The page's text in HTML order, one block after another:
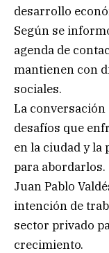
desarrollo
Según se
agenda de
mantienen con
sociales.
La
desafíos que
en la ciudad y la
para abordarlos.
Juan Pablo
intención de
sector privado
crecimiento.